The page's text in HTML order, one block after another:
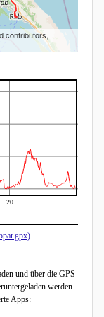
contributors,
20
und über die GPS
werden
Apps: